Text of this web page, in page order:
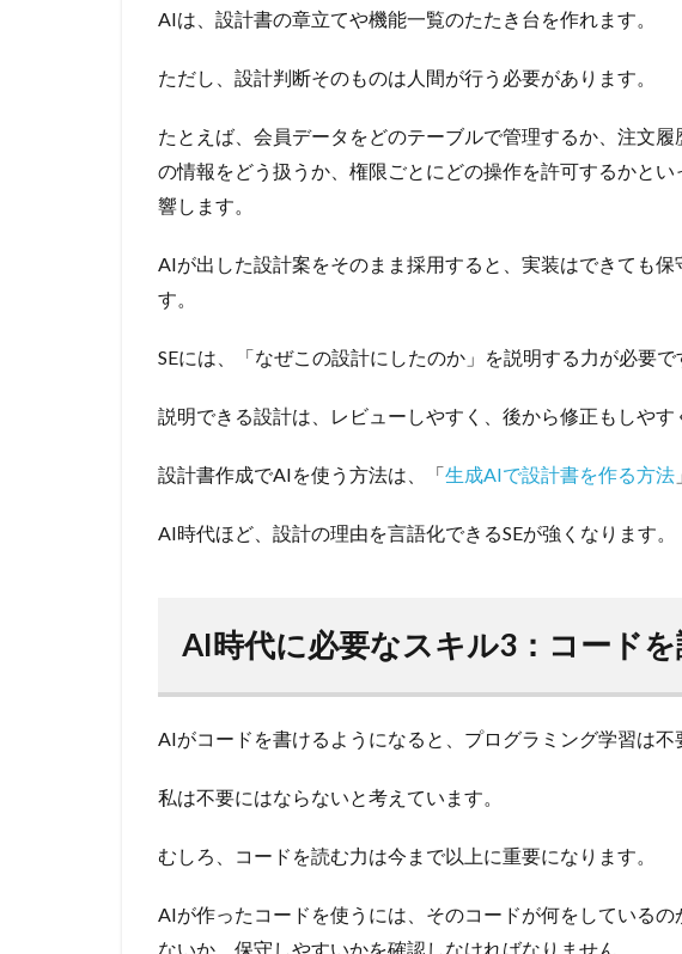
AIは、設計書の章立てや機能一覧のたたき台を作れます。
ただし、設計判断そのものは人間が行う必要があります。
たとえば、会員データをどのテーブルで管理するか、注文
の情報をどう扱うか、権限ごとにどの操作を許可するかと
響します。
AIが出した設計案をそのまま採用すると、実装はできても
す。
SEには、「なぜこの設計にしたのか」を説明する力が必要で
説明できる設計は、レビューしやすく、後から修正もしやす
設計書作成でAIを使う方法は、「生成AIで設計書を作る方法
AI時代ほど、設計の理由を言語化できるSEが強くなります。
AI時代に必要なスキル3：コードを
AIがコードを書けるようになると、プログラミング学習は不
私は不要にはならないと考えています。
むしろ、コードを読む力は今まで以上に重要になります。
AIが作ったコードを使うには、そのコードが何をしている
ないか、保守しやすいかを確認しなければなりません。